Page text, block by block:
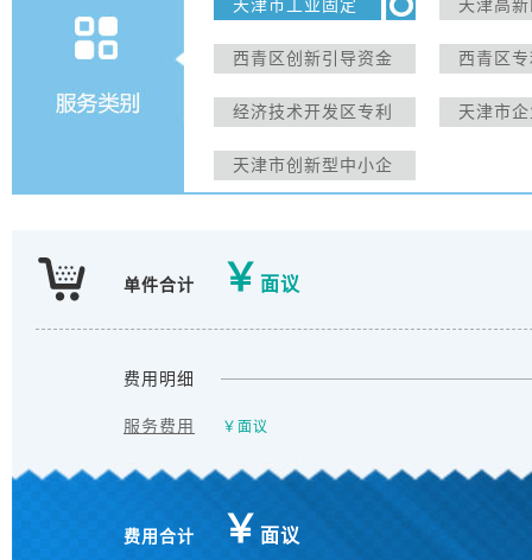
天津市工业固定
改造项目
天津高
西青区创新引导资金
西青区
经济技术开发区专利
天津市
天津市创新型中小企
业
单件合计 ￥ 面议
费用明细
服务费用 ￥ 面议
费用合计 ￥ 面议